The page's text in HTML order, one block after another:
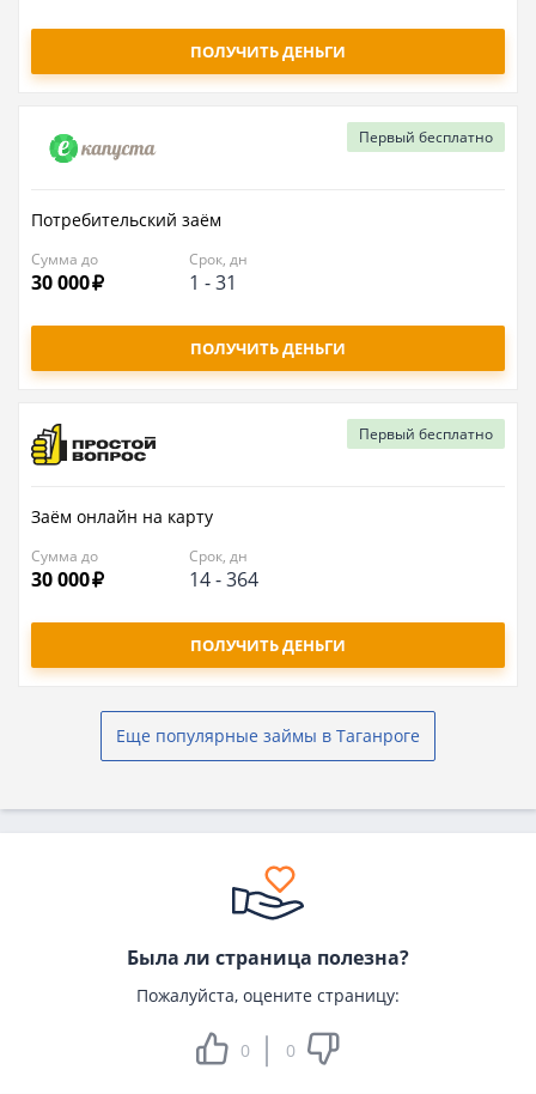
ПОЛУЧИТЬ ДЕНЬГИ
Потребительский заём
Сумма до
30 000
Срок, дн
1 -31
Первый бесплатно
ПОЛУЧИТЬ ДЕНЬГИ
Заём онлайн на карту
Сумма до
30 000
Срок, дн
14-364
Первый бесплатно
ПОЛУЧИТЬ ДЕНЬГИ
Еще популярные займы в Таганроге
Была ли страница полезна?
Пожалуйста, оцените страницу:
0 0